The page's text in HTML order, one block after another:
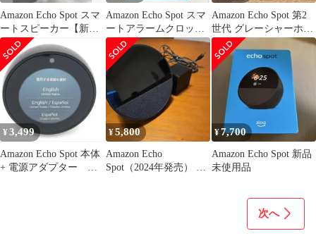
Amazon Echo Spot スマ
ートスピーカー【新
品・未開封】
Amazon Echo Spot スマ
ートアラームクロック
Alexa ブラック
Amazon Echo Spot 第2
世代 グレーシャーホワ
イト
¥ 3,499
Amazon Echo Spot 本体
+ 電源アダプター エ
¥5,800
Amazon Echo
Spot（2024年発売） 本
¥7,700
Amazon Echo Spot 新品
未使用品
次へ